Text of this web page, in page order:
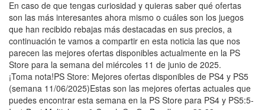
En caso de que tengas curiosidad y quieras saber qué ofertas
son las más interesantes ahora mismo o cuáles son los juegos
que han recibido rebajas más destacadas en sus precios, a
continuación te vamos a compartir en esta noticia las que nos
parecen las mejores ofertas disponibles actualmente en la PS
Store para la semana del miércoles 11 de junio de 2025.
¡Toma nota!PS Store: Mejores ofertas disponibles de PS4 y PS5
(semana 11/06/2025)Estas son las mejores ofertas actuales que
puedes encontrar esta semana en la PS Store para PS4 y PS5:5-